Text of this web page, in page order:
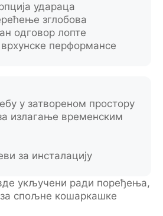
удараца
зглобова
одговор лопте
перформансе
у затвореном простору
излагање временским
за инсталацију
укључени ради поређења,
спољне кошаркашке